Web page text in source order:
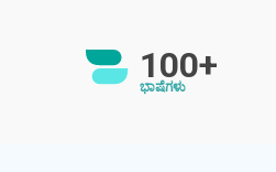
100+
ಭಾಷೆಗಳು